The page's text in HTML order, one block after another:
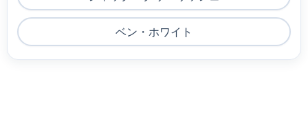
ベン・ホワイト